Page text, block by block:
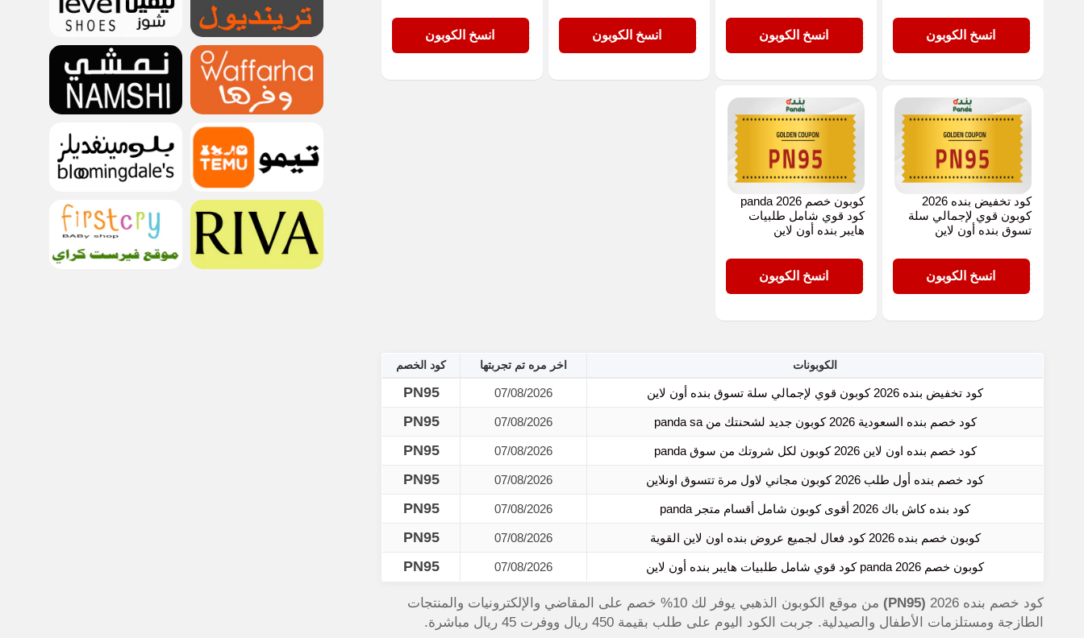
PN95انسخ الكوبون PN95انسخ الكوبون PN95انسخ الكوبون PN95انسخ الكوبون
كود تخفيض بنده 2026
كوبون قوي لإجمالي سلة
تسوق بنده أون لاين
PN95انسخ الكوبون
كوبون خصم panda 2026
كود قوي شامل طلبيات
هايبر بنده أون لاين
PN95انسخ الكوبون
الكوبونات اخر مره تم تجربتها كود الخصم
كود تخفيض بنده 2026 كوبون قوي لإجمالي سلة تسوق بنده أون لاين 07/08/2026
PN95
كود خصم بنده السعودية 2026 كوبون جديد لشحنتك من panda sa 07/08/2026
PN95
كود خصم بنده اون لاين 2026 كوبون لكل شروتك من سوق panda 07/08/2026
PN95
كود خصم بنده أول طلب 2026 كوبون مجاني لاول مرة تتسوق اونلاين 07/08/2026
PN95
كود بنده كاش باك 2026 أقوى كوبون شامل أقسام متجر panda 07/08/2026
PN95
كوبون خصم بنده 2026 كود فعال لجميع عروض بنده اون لاين القوية 07/08/2026
PN95
كوبون خصم panda 2026 كود قوي شامل طلبيات هايبر بنده أون لاين 07/08/2026
PN95
كود خصم بنده 2026 (PN95)
من موقع الكوبون الذهبي يوفر لك 10% خصم على المقاضي والإلكترونيات والمنتجات
الطازجة ومستلزمات الأطفال والصيدلية. جربت الكود اليوم على طلب بقيمة 450 ريال ووفرت 45 ريال مباشرة.